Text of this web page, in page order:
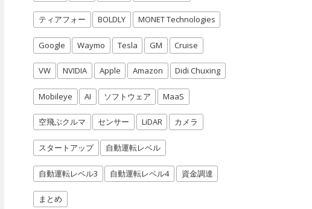
ティアフォー BOLDLY MONET Technologies
Google Waymo Tesla GM Cruise
VW NVIDIA Apple Amazon Didi Chuxing
Mobileye AI ソフトウェア MaaS
空飛ぶクルマ センサー LiDAR カメラ
スタートアップ 自動運転レベル
自動運転レベル3 自動運転レベル4 資金調達
まとめ